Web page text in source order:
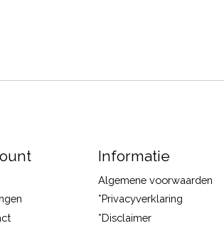
Informatie
Algemene voorwaarden
*Privacyverklaring
*Disclaimer